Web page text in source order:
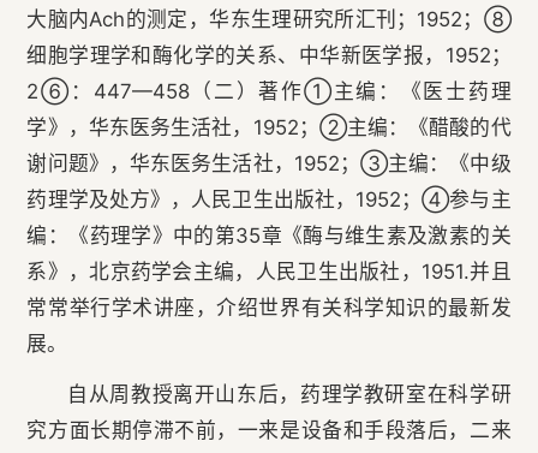
大脑内Ach的测定，华东生理研究所汇刊；1952；⑧
细胞学理学和酶化学的关系、中华新医学报，1952；
2⑥：447—458（二）著作①主编：《医士药理
学》，华东医务生活社，1952；②主编：《醋酸的代
谢问题》，华东医务生活社，1952；③主编：《中级
药理学及处方》，人民卫生出版社，1952；④参与主
编：《药理学》中的第35章《酶与维生素及激素的关
系》，北京药学会主编，人民卫生出版社，1951.并且
常常举行学术讲座，介绍世界有关科学知识的最新发
展。
自从周教授离开山东后，药理学教研室在科学研
究方面长期停滞不前，一来是设备和手段落后，二来